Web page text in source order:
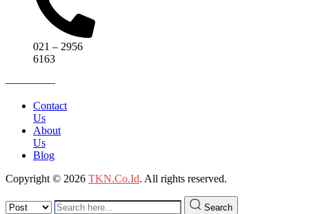
021 – 2956
6163
————–
Contact
Us
About
Us
Blog
Copyright © 2026 TKN.Co.Id. All rights reserved.
Search